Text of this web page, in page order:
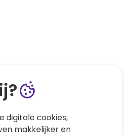
digitale cookies,
makkelijker en